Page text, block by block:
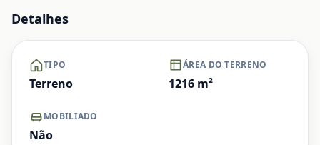
Detalhes
TIPO
Terreno
ÁREA DO TERRENO
1216 m²
MOBILIADO
Não